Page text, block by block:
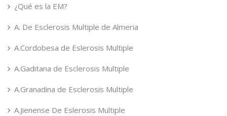
¿Qué es la EM?
A. De Esclerosis Multiple de Almeria
A.Cordobesa de Eslerosis Multiple
A.Gaditana de Esclerosis Multiple
A.Granadina de Esclerosis Multiple
A.Jienense De Eslerosis Multiple